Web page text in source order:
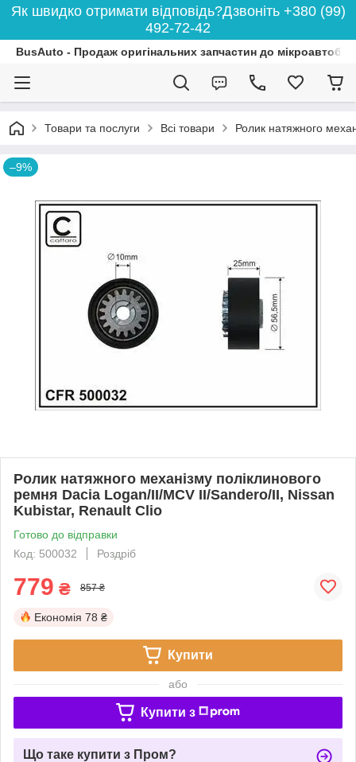
Як швидко отримати відповідь?Дзвоніть +380 (99)
492-72-42
BusAuto - Продаж оригінальних запчастин до
Товари та послуги Всі товари Ролик натяжного
–9%
Ролик натяжного механізму поліклинового
ремня Dacia Logan/II/MCV II/Sandero/II, Nissan
Kubistar, Renault Clio
Готово до відправки
Код: 500032
Роздріб
779 ₴ 857 ₴
Економія 78 ₴
Купити
або
Купити з
Що таке купити з Пром?